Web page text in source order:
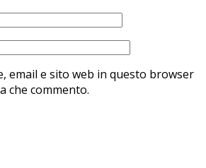
email e sito web in questo browser
che commento.